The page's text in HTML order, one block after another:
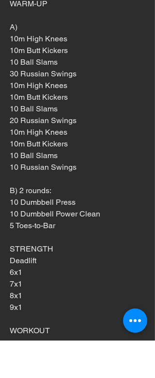
WARM-UP
A)
10m High Knees
10m Butt Kickers
10 Ball Slams
30 Russian Swings
10m High Knees
10m Butt Kickers
10 Ball Slams
20 Russian Swings
10m High Knees
10m Butt Kickers
10 Ball Slams
10 Russian Swings
B) 2 rounds:
10 Dumbbell Press
10 Dumbbell Power Clean
5 Toes-to-Bar
STRENGTH
Deadlift
6x1
7x1
8x1
9x1
WORKOUT